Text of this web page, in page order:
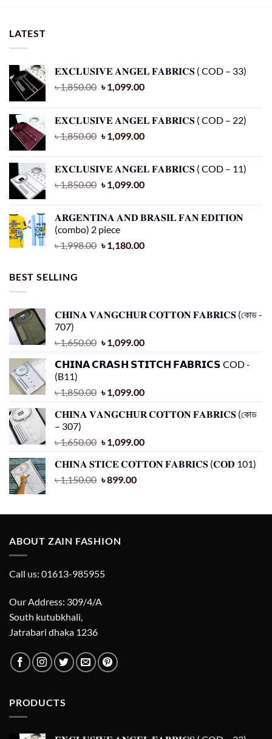
LATEST
𝐄𝐗𝐂𝐋𝐔𝐒𝐈𝐕𝐄 𝐀𝐍𝐆𝐄𝐋 𝐅𝐀𝐁𝐑𝐈𝐂𝐒 ( COD – 33)
৳1,850.00 ৳1,099.00
𝐄𝐗𝐂𝐋𝐔𝐒𝐈𝐕𝐄 𝐀𝐍𝐆𝐄𝐋 𝐅𝐀𝐁𝐑𝐈𝐂𝐒 ( COD – 22)
৳1,850.00 ৳1,099.00
𝐄𝐗𝐂𝐋𝐔𝐒𝐈𝐕𝐄 𝐀𝐍𝐆𝐄𝐋 𝐅𝐀𝐁𝐑𝐈𝐂𝐒 ( COD – 11)
৳1,850.00 ৳1,099.00
𝐀𝐑𝐆𝐄𝐍𝐓𝐈𝐍𝐀 𝐀𝐍𝐃 𝐁𝐑𝐀𝐒𝐈𝐋 𝐅𝐀𝐍 𝐄𝐃𝐈𝐓𝐈𝐎𝐍
(combo) 2 piece
৳1,998.00 ৳1,180.00
BEST SELLING
𝐂𝐇𝐈𝐍𝐀 𝐕𝐀𝐍𝐆𝐂𝐇𝐔𝐑 𝐂𝐎𝐓𝐓𝐎𝐍 𝐅𝐀𝐁𝐑𝐈𝐂𝐒 (কোড -
707)
৳1,650.00 ৳1,099.00
𝗖𝗛𝗜𝗡𝗔 𝗖𝗥𝗔𝗦𝗛 𝗦𝗧𝗜𝗧𝗖𝗛 𝗙𝗔𝗕𝗥𝗜𝗖𝗦 COD -
(B11)
৳1,850.00 ৳1,099.00
𝐂𝐇𝐈𝐍𝐀 𝐕𝐀𝐍𝐆𝐂𝐇𝐔𝐑 𝐂𝐎𝐓𝐓𝐎𝐍 𝐅𝐀𝐁𝐑𝐈𝐂𝐒 (কোড
– 307)
৳1,650.00 ৳1,099.00
𝐂𝐇𝐈𝐍𝐀 𝐒𝐓𝐈𝐂𝐄 𝐂𝐎𝐓𝐓𝐎𝐍 𝐅𝐀𝐁𝐑𝐈𝐂𝐒 (𝐂𝐎𝐃 101)
৳1,150.00 ৳899.00
ABOUT ZAIN FASHION
Call us: 01613-985955
Our Address: 309/4/A
South kutubkhali,
Jatrabari dhaka 1236
PRODUCTS